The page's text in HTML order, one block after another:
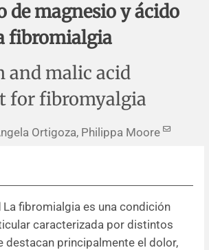
reserva
breves
y reseñas
autores
y financiamiento
de magnesio y ácido
fibromialgia
and malic acid
for fibromyalgia
Ortigoza, Philippa Moore
La fibromialgia es una condición
caracterizada por distintos
destacan principalmente el dolor,